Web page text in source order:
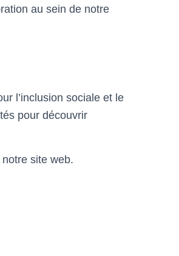
au sein de notre
l’inclusion sociale et le
pour découvrir
site web.